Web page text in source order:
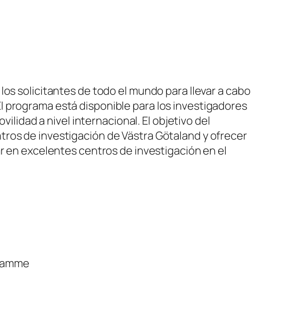
solicitantes de todo el mundo para llevar a cabo
programa está disponible para los investigadores
a nivel internacional. El objetivo del
de investigación de Västra Götaland y ofrecer
en excelentes centros de investigación en el